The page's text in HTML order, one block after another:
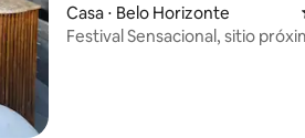
Casa ⋅ Belo Horizonte
Festival Sensacional, sitio próximo do